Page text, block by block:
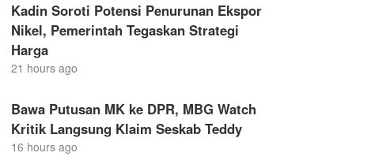
Kadin Soroti Potensi Penurunan Ekspor
Nikel, Pemerintah Tegaskan Strategi
Harga
21 hours ago
Bawa Putusan MK ke DPR, MBG Watch
Kritik Langsung Klaim Seskab Teddy
16 hours ago